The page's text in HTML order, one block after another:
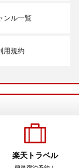
ンル一覧
用規約
楽天トラベル